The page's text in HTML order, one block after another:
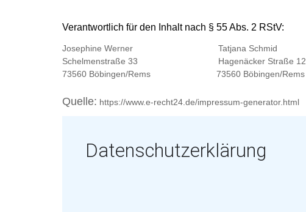
Verantwortlich für den Inhalt nach § 55 Abs. 2 RStV:
Josephine Werner Tatjana Schmid
Schelmenstraße 33 Hagenäcker Straße 12
73560 Böbingen/Rems 73560 Böbingen/Rems
Quelle: https://www.e-recht24.de/impressum-generator.html
Datenschutzerklärung